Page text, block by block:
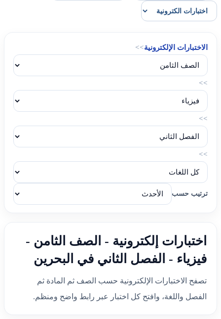
الاختبارات الإلكترونية>>
>>
>>
>>
ترتيب حسب
اختبارات إلكترونية - الصف الثامن -
فيزياء - الفصل الثاني في البحرين
تصفح الاختبارات الإلكترونية حسب الصف ثم المادة ثم
الفصل واللغة، وافتح كل اختبار عبر رابط واضح ومنظم.